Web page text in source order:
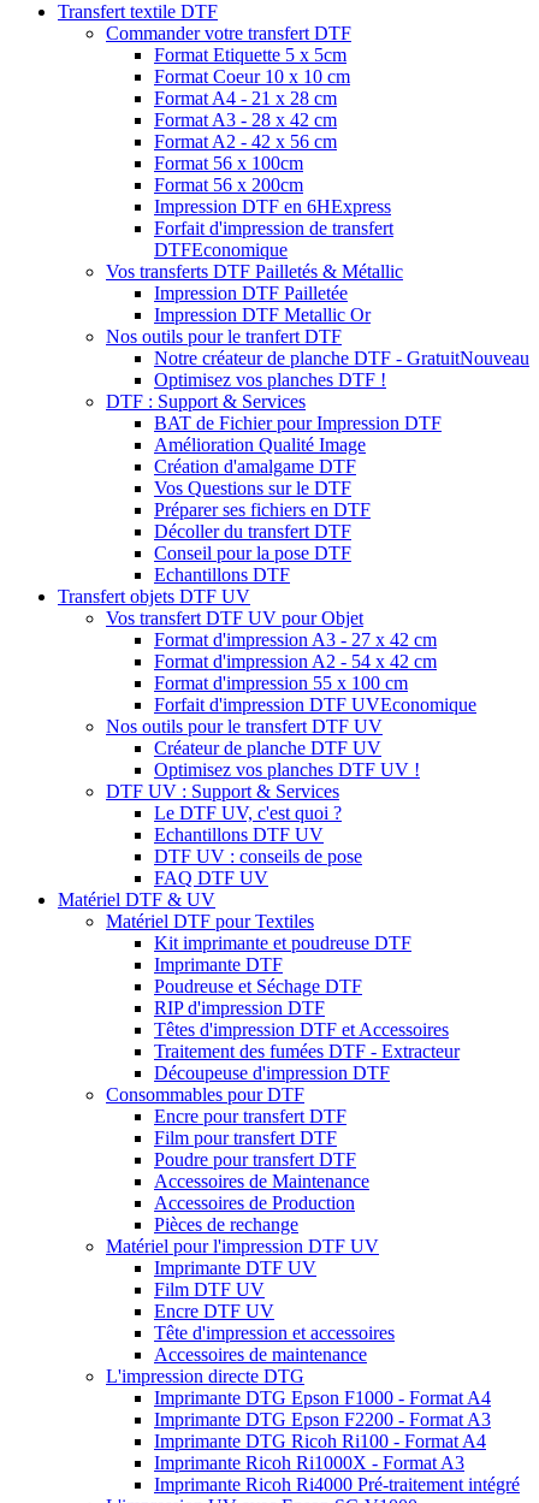
Transfert textile DTF
Commander votre transfert DTF
Format Etiquette 5 x 5cm
Format Coeur 10 x 10 cm
Format A4 - 21 x 28 cm
Format A3 - 28 x 42 cm
Format A2 - 42 x 56 cm
Format 56 x 100cm
Format 56 x 200cm
Impression DTF en 6HExpress
Forfait d'impression de transfert
DTFEconomique
Vos transferts DTF Pailletés & Métallic
Impression DTF Pailletée
Impression DTF Metallic Or
Nos outils pour le tranfert DTF
Notre créateur de planche DTF - GratuitNouveau
Optimisez vos planches DTF !
DTF : Support & Services
BAT de Fichier pour Impression DTF
Amélioration Qualité Image
Création d'amalgame DTF
Vos Questions sur le DTF
Préparer ses fichiers en DTF
Décoller du transfert DTF
Conseil pour la pose DTF
Echantillons DTF
Transfert objets DTF UV
Vos transfert DTF UV pour Objet
Format d'impression A3 - 27 x 42 cm
Format d'impression A2 - 54 x 42 cm
Format d'impression 55 x 100 cm
Forfait d'impression DTF UVEconomique
Nos outils pour le transfert DTF UV
Créateur de planche DTF UV
Optimisez vos planches DTF UV !
DTF UV : Support & Services
Le DTF UV, c'est quoi ?
Echantillons DTF UV
DTF UV : conseils de pose
FAQ DTF UV
Matériel DTF & UV
Matériel DTF pour Textiles
Kit imprimante et poudreuse DTF
Imprimante DTF
Poudreuse et Séchage DTF
RIP d'impression DTF
Têtes d'impression DTF et Accessoires
Traitement des fumées DTF - Extracteur
Découpeuse d'impression DTF
Consommables pour DTF
Encre pour transfert DTF
Film pour transfert DTF
Poudre pour transfert DTF
Accessoires de Maintenance
Accessoires de Production
Pièces de rechange
Matériel pour l'impression DTF UV
Imprimante DTF UV
Film DTF UV
Encre DTF UV
Tête d'impression et accessoires
Accessoires de maintenance
L'impression directe DTG
Imprimante DTG Epson F1000 - Format A4
Imprimante DTG Epson F2200 - Format A3
Imprimante DTG Ricoh Ri100 - Format A4
Imprimante Ricoh Ri1000X - Format A3
Imprimante Ricoh Ri4000 Pré-traitement intégré